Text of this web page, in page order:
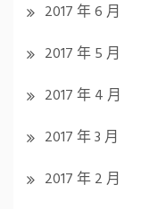
2017 年 6 月
2017 年 5 月
2017 年 4 月
2017 年 3 月
2017 年 2 月